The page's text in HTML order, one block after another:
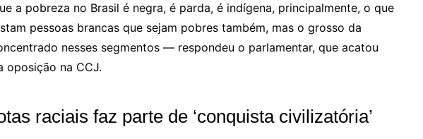
a pobreza no Brasil é negra, é parda, é indígena, principalmente, o que
pessoas brancas que sejam pobres também, mas o grosso da
nesses segmentos — respondeu o parlamentar, que acatou
oposição na CCJ.
raciais faz parte de ‘conquista civilizatória’